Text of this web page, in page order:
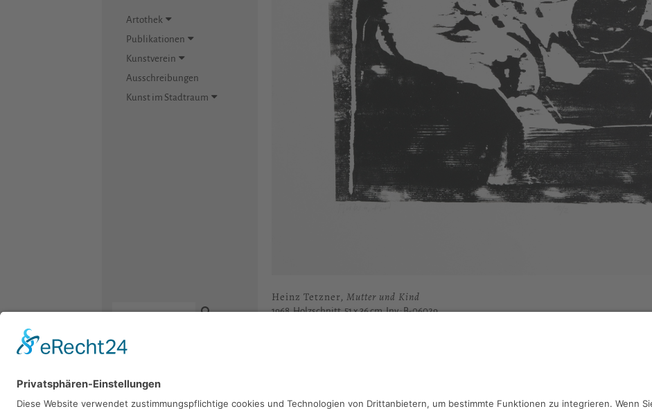
Artothek
Publikationen
Kunstverein
Ausschreibungen
Kunst im Stadtraum
Kontakt
Newsletter
Impressum
Heinz Tetzner, Mutter und Kind
1968, Holzschnitt, 51 x 36 cm, Inv.: B-06029